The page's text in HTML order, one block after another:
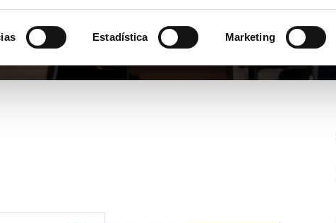
Estadística Marketing